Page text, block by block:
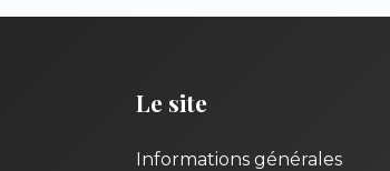
Le site
Informations générales